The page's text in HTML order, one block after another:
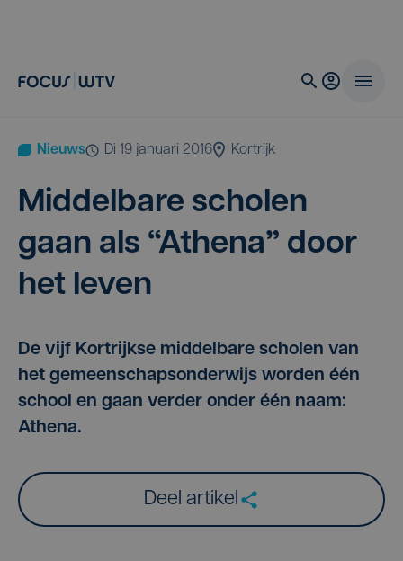
Nieuws di 19 januari 2016 Kortrijk
Mid­del­ba­re scho­len
gaan als “Athe­na” door
het leven
De vijf Kortrijkse middelbare scholen van
het gemeenschapsonderwijs worden één
school en gaan verder onder één naam:
Athena.
Deel artikel